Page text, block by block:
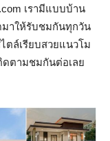
เรามีแบบบ้าน
มาให้รับชมกันทุกวัน
ตล์เรียบสวยแนวโม
ตามชมกันต่อเลย